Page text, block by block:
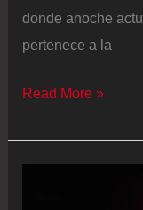
donde anoche
pertenece a la
AC/DC
Madrid:
Read More »